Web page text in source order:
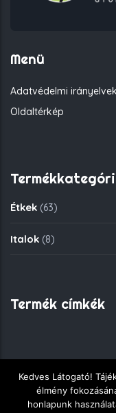
Menü
Adatvédelmi irányelvek
Oldaltérkép
Étkek (63)
Italok (8)
Termék címkék
Copyright © 2018 -
Kedves Látogató!
élmény
honlapunk